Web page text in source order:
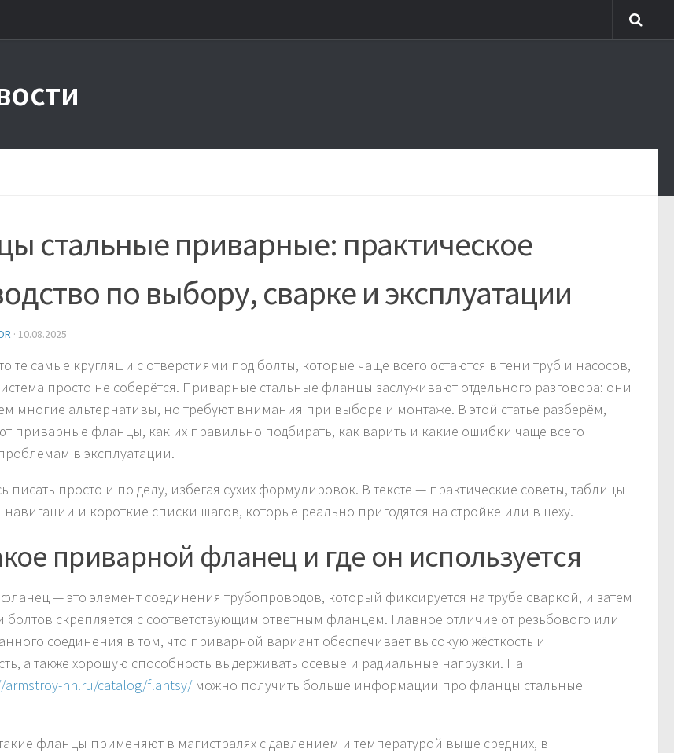
стальные приварные: практическое
по выбору, сварке и эксплуатации
· 10.08.2025
те самые кругляши с отверстиями под болты, которые чаще всего остаются в тени труб и насосов,
просто не соберётся. Приварные стальные фланцы заслуживают отдельного разговора: они
многие альтернативы, но требуют внимания при выборе и монтаже. В этой статье разберём,
приварные фланцы, как их правильно подбирать, как варить и какие ошибки чаще всего
в эксплуатации.
писать просто и по делу, избегая сухих формулировок. В тексте — практические советы, таблицы
и короткие списки шагов, которые реально пригодятся на стройке или в цеху.
приварной фланец и где он используется
— это элемент соединения трубопроводов, который фиксируется на трубе сваркой, и затем
скрепляется с соответствующим ответным фланцем. Главное отличие от резьбового или
соединения в том, что приварной вариант обеспечивает высокую жёсткость и
а также хорошую способность выдерживать осевые и радиальные нагрузки. На
armstroy-nn.ru/catalog/flantsy/можно получить больше информации про фланцы стальные
фланцы применяют в магистралях с давлением и температурой выше средних, в